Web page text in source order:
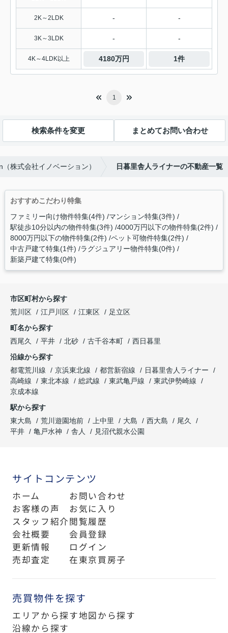
2K～2LDK - -
3K～3LDK - -
4K～4LDK以上 4180万円 1件
1
検索条件を変更 まとめてお問い合わせ
株式会社イノベーション） 日暮里舎人ライナーの不動産一覧
おすすめこだわり特集
ファミリー向け物件特集(4件) マンション特集(3件)
駅徒歩10分以内の物件特集(3件) 4000万円以下の物件特集(2件)
8000万円以下の物件特集(2件) ペット可物件特集(2件)
中古戸建て特集(1件) ラグジュアリー物件特集(0件)
新築戸建て特集(0件)
市区町村から探す
荒川区
江戸川区 江東区
足立区
町名から探す
西尾久
平井 北砂 古千谷本町
西日暮里
沿線から探す
都電荒川線
京浜東北線 都営新宿線
日暮里舎人ライナー
高崎線
東北本線 総武線 東武亀戸線
東武伊勢崎線
京成本線
駅から探す
東大島
荒川遊園地前 上中里 大島 西大島
尾久
平井
亀戸水神 舎人 見沼代親水公園
サイトコンテンツ
ホーム
お客様の声
スタッフ紹介
会社概要
更新情報
売却査定
お問い合わせ
お気に入り
閲覧履歴
会員登録
ログイン
在東京買房子
売買物件を探す
エリアから探す
沿線から探す
地図から探す